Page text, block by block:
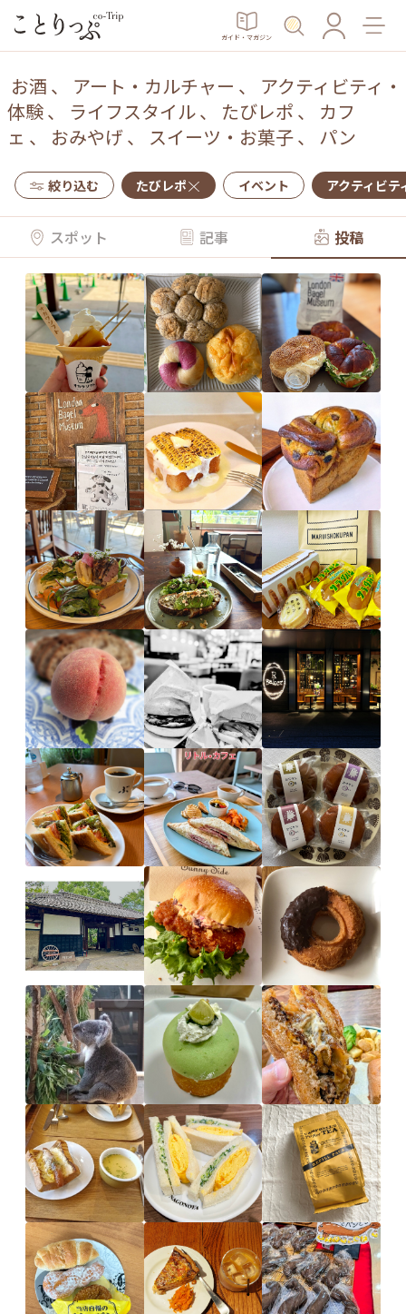
ガイド・マガジン
お酒 、 アート・カルチャー 、 アクティビティ・
体験、 ライフスタイル、 たびレポ 、 カフ
ェ 、 おみやげ 、 スイーツ・お菓子、 パン
絞り込む たびレポ イベント アクティビテ
スポット 記事 投稿